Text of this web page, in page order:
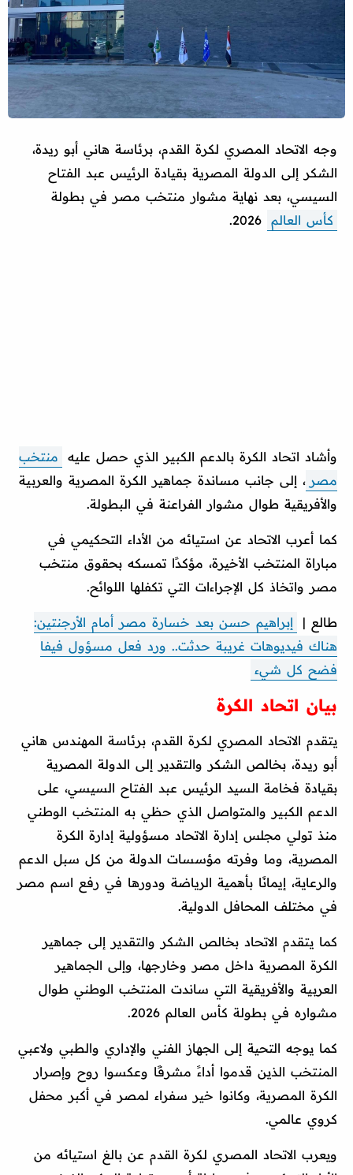
وجه الاتحاد المصري لكرة القدم، برئاسة هاني أبو ريدة،
الشكر إلى الدولة المصرية بقيادة الرئيس عبد الفتاح
السيسي، بعد نهاية مشوار منتخب مصر في بطولة
كأس العالم
وأشاد اتحاد الكرة بالدعم الكبير الذي حصل عليه
منتخب
مصر ، إلى جانب مساندة جماهير الكرة المصرية والعربية
والأفريقية طوال مشوار الفراعنة في البطولة.
كما أعرب الاتحاد عن استيائه من الأداء التحكيمي في
مباراة المنتخب الأخيرة، مؤكدًا تمسكه بحقوق منتخب
مصر واتخاذ كل الإجراءات التي تكفلها اللوائح.
طالع |
إبراهيم حسن بعد خسارة مصر أمام الأرجنتين:
هناك فيديوهات غريبة حدثت.. ورد فعل مسؤول فيفا
فضح كل شيء
بيان اتحاد الكرة
يتقدم الاتحاد المصري لكرة القدم، برئاسة المهندس هاني
أبو ريدة، بخالص الشكر والتقدير إلى الدولة المصرية
بقيادة فخامة السيد الرئيس عبد الفتاح السيسي، على
الدعم الكبير والمتواصل الذي حظي به المنتخب الوطني
منذ تولي مجلس إدارة الاتحاد مسؤولية إدارة الكرة
المصرية، وما وفرته مؤسسات الدولة من كل سبل الدعم
والرعاية، إيمانًا بأهمية الرياضة ودورها في رفع اسم مصر
في مختلف المحافل الدولية.
كما يتقدم الاتحاد بخالص الشكر والتقدير إلى جماهير
الكرة المصرية داخل مصر وخارجها، وإلى الجماهير
العربية والأفريقية التي ساندت المنتخب الوطني طوال
مشواره في بطولة كأس العالم 2026.
كما يوجه التحية إلى الجهاز الفني والإداري والطبي ولاعبي
المنتخب الذين قدموا أداءً مشرفًا وعكسوا روح وإصرار
الكرة المصرية، وكانوا خير سفراء لمصر في أكبر محفل
كروي عالمي.
ويعرب الاتحاد المصري لكرة القدم عن بالغ استيائه من